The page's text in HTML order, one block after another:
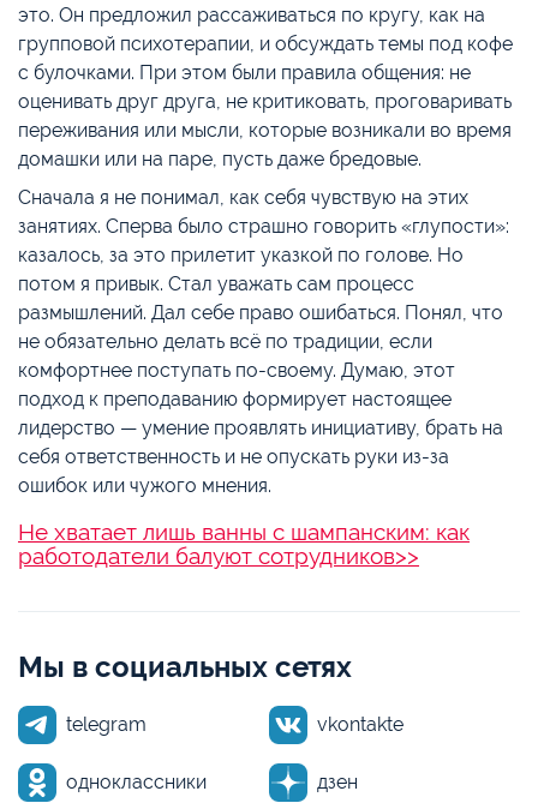
это. Он предложил рассаживаться по кругу, как на
групповой психотерапии, и обсуждать темы под кофе
с булочками. При этом были правила общения: не
оценивать друг друга, не критиковать, проговаривать
переживания или мысли, которые возникали во время
домашки или на паре, пусть даже бредовые.
Сначала я не понимал, как себя чувствую на этих
занятиях. Сперва было страшно говорить «глупости»:
казалось, за это прилетит указкой по голове. Но
потом я привык. Стал уважать сам процесс
размышлений. Дал себе право ошибаться. Понял, что
не обязательно делать всё по традиции, если
комфортнее поступать по-своему. Думаю, этот
подход к преподаванию формирует настоящее
лидерство — умение проявлять инициативу, брать на
себя ответственность и не опускать руки из-за
ошибок или чужого мнения.
Не хватает лишь ванны с шампанским: как
работодатели балуют сотрудников>>
Мы в социальных сетях
telegram vkontakte
одноклассники дзен